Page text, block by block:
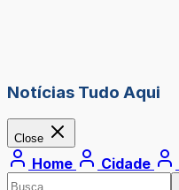
Notícias Tudo Aqui
Close
Home Cidade